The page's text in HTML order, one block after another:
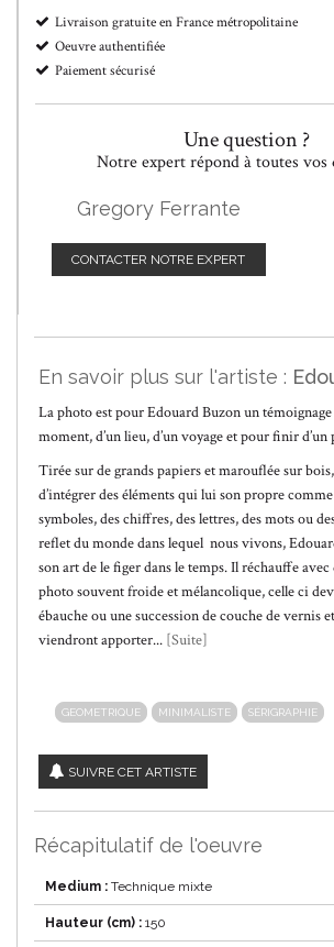
Livraison gratuite en France métropolitaine
Oeuvre authentifiée
Paiement sécurisé
Une question ?
Notre expert répond à toutes vos
Gregory Ferrante
CONTACTER NOTRE EXPERT
En savoir plus sur l'artiste :
La photo est pour Edouard Buzon un
moment, d’un lieu, d’un voyage et pour finir
Tirée sur de grands papiers et marouflée sur bois,
d’intégrer des éléments qui lui son propre comme
symboles, des chiffres, des lettres, des mots ou
reflet du monde dans lequel nous vivons,
son art de le figer dans le temps. Il réchauffe
photo souvent froide et mélancolique, celle ci
ébauche ou une succession de couche de vernis
viendront apporter... [Suite]
GEOMETRIQUE MINIMALISTE SÉRIGRAPHIE
SUIVRE CET ARTISTE
Récapitulatif de l'oeuvre
Medium : Technique mixte
Hauteur (cm) : 150